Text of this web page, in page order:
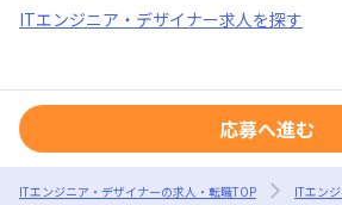
ITエンジニア・デザイナー求人を探す
応募へ進む
ITエンジニア・デザイナーの求人・転職TOP ITエン